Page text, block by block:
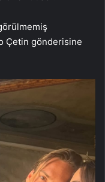
Çetin gönderisine